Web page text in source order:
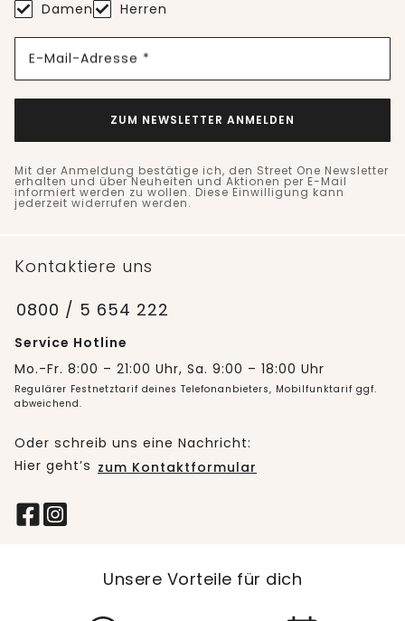
Damen Herren
E-Mail-Adresse *
ZUM NEWSLETTER ANMELDEN
Mit der Anmeldung bestätige ich, den Street One Newsletter
erhalten und über Neuheiten und Aktionen per E-Mail
informiert werden zu wollen. Diese Einwilligung kann
jederzeit widerrufen werden.
Kontaktiere uns
0800 / 5 654 222
Service Hotline
Mo.-Fr. 8:00 – 21:00 Uhr, Sa. 9:00 – 18:00 Uhr
Regulärer Festnetztarif deines Telefonanbieters, Mobilfunktarif ggf.
abweichend.
Oder schreib uns eine Nachricht:
Hier geht’s zum Kontaktformular
Unsere Vorteile für dich